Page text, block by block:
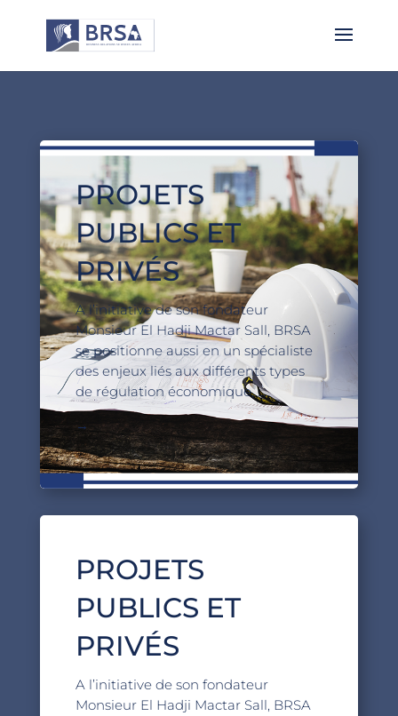
PROJETS
PUBLICS ET
PRIVÉS
A l’initiative de son fondateur
Monsieur El Hadji Mactar Sall, BRSA
se positionne aussi en un spécialiste
des enjeux liés aux différents types
de régulation économique, …
→
PROJETS
PUBLICS ET
PRIVÉS
A l’initiative de son fondateur
Monsieur El Hadji Mactar Sall, BRSA